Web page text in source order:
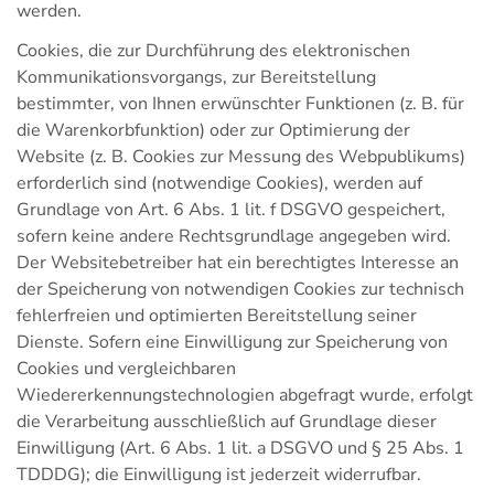
werden.
Cookies, die zur Durchführung des elektronischen
Kommunikationsvorgangs, zur Bereitstellung
bestimmter, von Ihnen erwünschter Funktionen (z. B. für
die Warenkorbfunktion) oder zur Optimierung der
Website (z. B. Cookies zur Messung des Webpublikums)
erforderlich sind (notwendige Cookies), werden auf
Grundlage von Art. 6 Abs. 1 lit. f DSGVO gespeichert,
sofern keine andere Rechtsgrundlage angegeben wird.
Der Websitebetreiber hat ein berechtigtes Interesse an
der Speicherung von notwendigen Cookies zur technisch
fehlerfreien und optimierten Bereitstellung seiner
Dienste. Sofern eine Einwilligung zur Speicherung von
Cookies und vergleichbaren
Wiedererkennungstechnologien abgefragt wurde, erfolgt
die Verarbeitung ausschließlich auf Grundlage dieser
Einwilligung (Art. 6 Abs. 1 lit. a DSGVO und § 25 Abs. 1
TDDDG); die Einwilligung ist jederzeit widerrufbar.